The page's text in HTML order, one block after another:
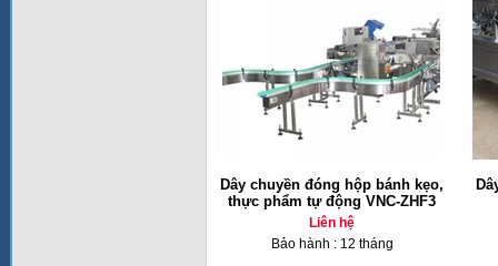
Dây chuyền đóng hộp bánh kẹo,
thực phẩm tự động VNC-ZHF3
Liên hệ
Bảo hành : 12 tháng